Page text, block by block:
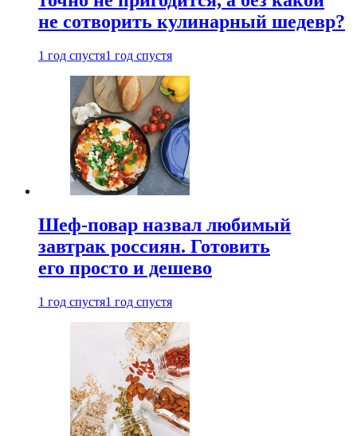
не сотворить кулинарный шедевр?
1 год спустя1 год спустя
Шеф-повар назвал любимый
завтрак россиян. Готовить
его просто и дешево
1 год спустя1 год спустя